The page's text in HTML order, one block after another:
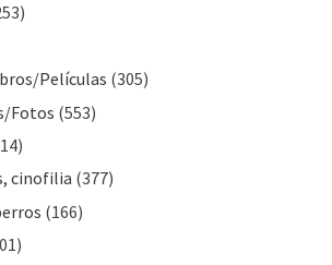
Películas (305)
Fotos (553)
cinofilia (377)
(166)